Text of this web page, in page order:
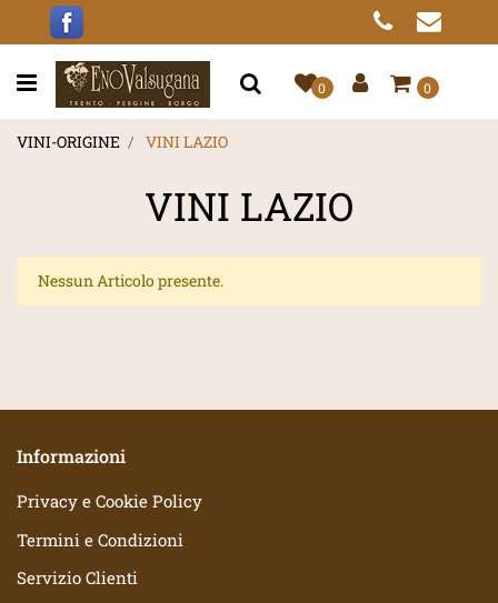
Open menu 0 0
VINI-ORIGINE VINI LAZIO
VINI LAZIO
Nessun Articolo presente.
Informazioni
Privacy e Cookie Policy
Termini e Condizioni
Servizio Clienti